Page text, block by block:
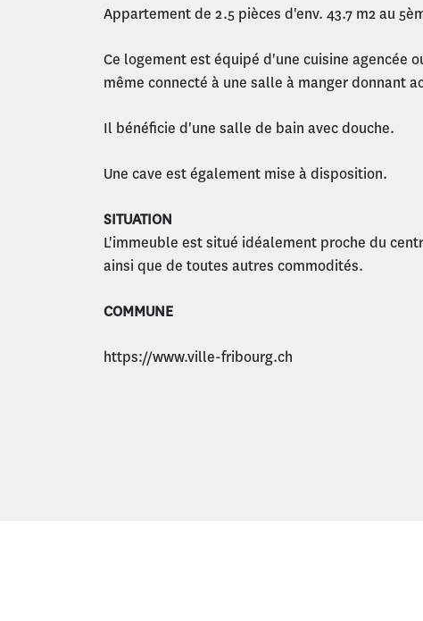
Appartement de 2.5 pièces d'env. 43.7 m2 au
Ce logement est équipé d'une cuisine agencée
même connecté à une salle à manger donnant
Il bénéficie d'une salle de bain avec douche.
Une cave est également mise à disposition.
SITUATION
L'immeuble est situé idéalement proche du
ainsi que de toutes autres commodités.
COMMUNE
https://www.ville-fribourg.ch